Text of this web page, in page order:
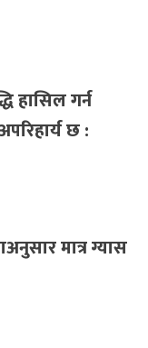
हासिल गर्न
छ :
मात्र ग्यास